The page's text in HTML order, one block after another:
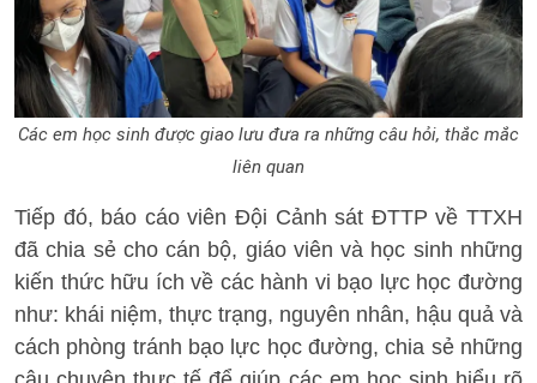
Các em học sinh được giao lưu đưa ra những câu hỏi, thắc mắc
liên quan
Tiếp đó, báo cáo viên Đội Cảnh sát ĐTTP về TTXH
đã chia sẻ cho cán bộ, giáo viên và học sinh những
kiến thức hữu ích về các hành vi bạo lực học đường
như: khái niệm, thực trạng, nguyên nhân, hậu quả và
cách phòng tránh bạo lực học đường, chia sẻ những